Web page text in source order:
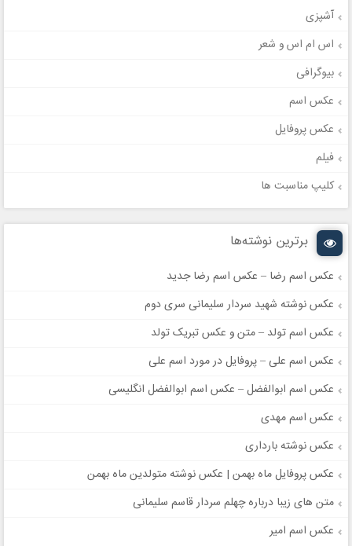
آشپزی
اس ام اس و شعر
بیوگرافی
عکس اسم
عکس پروفایل
فیلم
کلیپ مناسبت ها
برترین نوشته‌ها
عکس اسم رضا – عکس اسم رضا جدید
عکس نوشته شهید سردار سلیمانی سری دوم
عکس اسم تولد – متن و عکس تبریک تولد
عکس اسم علی – پروفایل در مورد اسم علی
عکس اسم ابوالفضل – عکس اسم ابوالفضل انگلیسی
عکس اسم مهدی
عکس نوشته بارداری
عکس پروفایل ماه بهمن | عکس نوشته متولدین ماه بهمن
متن های زیبا درباره چهلم سردار قاسم سلیمانی
عکس اسم امیر